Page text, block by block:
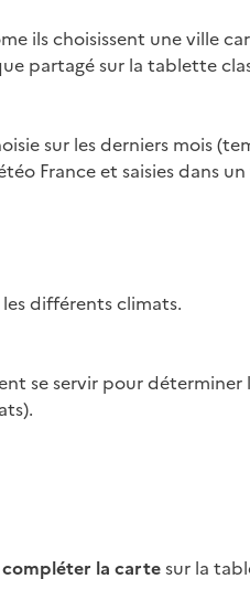
ils choisissent une ville
partagé sur la tablette
sur les derniers mois
France et saisies dans
différents climats.
se servir pour
compléter la cartesur la